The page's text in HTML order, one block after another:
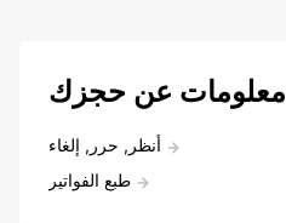
معلومات عن حجزك
أنظر, حرر, إلغاء
طبع الفواتير